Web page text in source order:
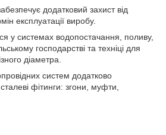
додатковий захист від
експлуатації виробу.
у системах водопостачання, поливу,
господарстві та техніці для
діаметра.
систем додатково
фітинги: згони, муфти,